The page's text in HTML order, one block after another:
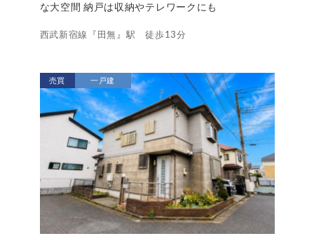
な大空間 納戸は収納やテレワークにも
西武新宿線『田無』駅 徒歩13分
売買 一戸建